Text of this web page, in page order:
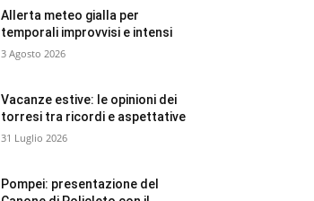
Allerta meteo gialla per
temporali improvvisi e intensi
3 Agosto 2026
Vacanze estive: le opinioni dei
torresi tra ricordi e aspettative
31 Luglio 2026
Pompei: presentazione del